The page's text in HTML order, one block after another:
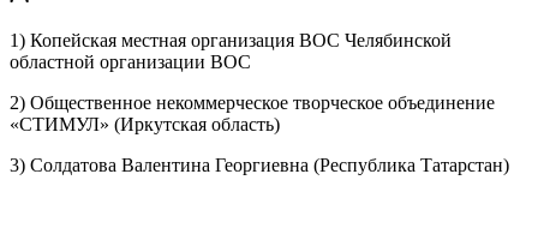
1) Копейская местная организация ВОС Челябинской
областной организации ВОС
2) Общественное некоммерческое творческое объединение
«СТИМУЛ» (Иркутская область)
3) Солдатова Валентина Георгиевна (Республика Татарстан)